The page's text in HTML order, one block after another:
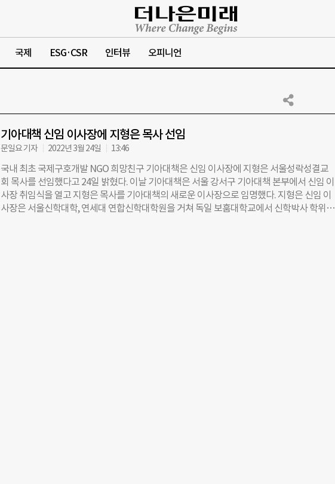
국제 ESG·CSR 인터뷰 오피니언
기아대책 신임 이사장에 지형은 목사 선임
문일요 기자 2022년 3월 24일 13:46
국내 최초 국제구호개발 NGO 희망친구 기아대책은 신임 이사장에 지형은 서울성락성결교
회 목사를 선임했다고 24일 밝혔다. 이날 기아대책은 서울 강서구 기아대책 본부에서 신임 이
사장 취임식을 열고 지형은 목사를 기아대책의 새로운 이사장으로 임명했다. 지형은 신임 이
사장은 서울신학대학, 연세대 연합신학대학원을 거쳐 독일 보훔대학교에서 신학박사 학위를